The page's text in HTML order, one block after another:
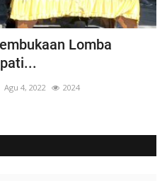
Lomba
Agu 4, 2022 2024